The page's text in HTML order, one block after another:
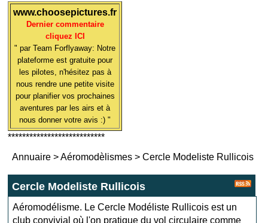
www.choosepictures.fr
Dernier commentaire
cliquez ICI
" par Team Forflyaway: Notre
plateforme est gratuite pour
les pilotes, n'hésitez pas à
nous rendre une petite visite
pour planifier vos prochaines
aventures par les airs et à
nous donner votre avis :) "
***************************
Annuaire >Aéromodèlismes >Cercle Modeliste Rullicois
Cercle Modeliste Rullicois
Aéromodélisme. Le Cercle Modéliste Rullicois est un
club convivial où l'on pratique du vol circulaire comme